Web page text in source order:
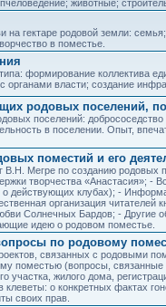
животные;
гектаре родовой земли:
в поместье.
формирование коллектива
власти; создание
родовых поселений,
поселений:
в поселении. Опыт,
поместий и его
В.Н. Мегре по созданию
творчества «Анастасия»; -
действующих клубах); -
организация читателей
Солнечных Бардов; - Другие
идею о родовом поместье.
по родовому
связанных с родовыми
поместью (вопросы,
участка, жилого дома,
клеветы: о конкретных фактах
своих прав.